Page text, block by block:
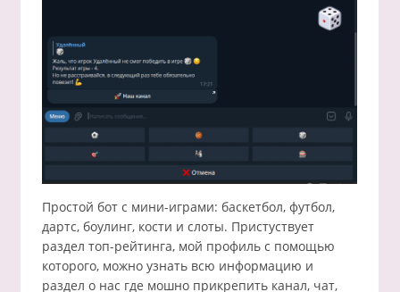
Простой бот с мини-играми: баскетбол, футбол,
дартс, боулинг, кости и слоты. Пристуствует
раздел топ-рейтинга, мой профиль с помощью
которого, можно узнать всю информацию и
раздел о нас где мошно прикрепить канал, чат,